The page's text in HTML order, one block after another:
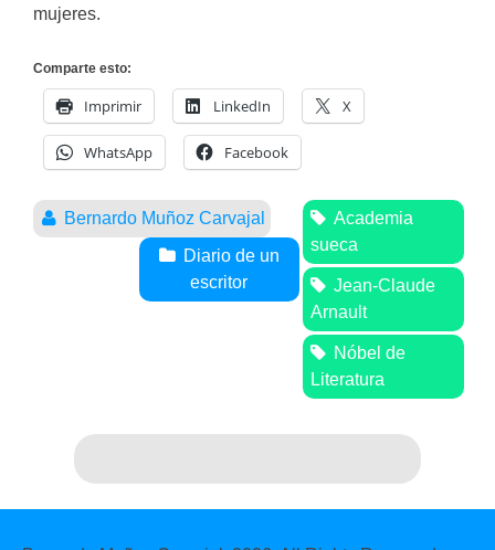
mujeres.
Comparte esto:
Imprimir LinkedIn X
WhatsApp Facebook
Academia
sueca
Jean-Claude
Arnault
Nóbel de
Literatura
Bernardo Muñoz Carvajal
Diario de un
escritor